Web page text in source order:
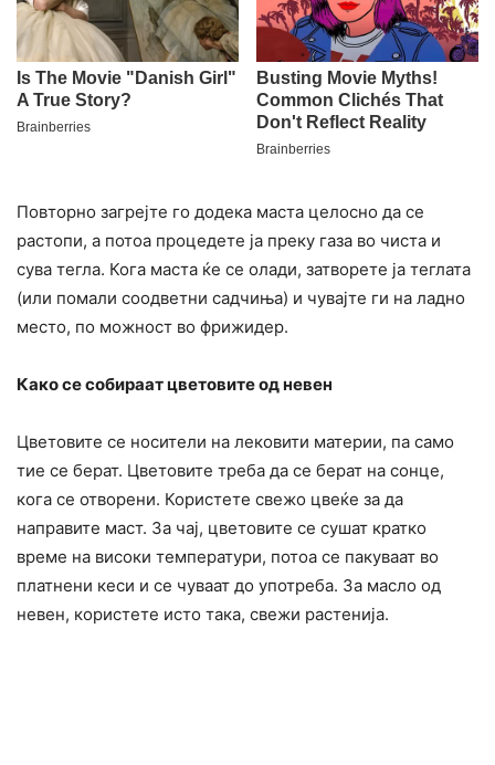
Повторно загрејте го додека маста целосно да се
растопи, а потоа процедете ја преку газа во чиста и
сува тегла. Кога маста ќе се олади, затворете ја теглата
(или помали соодветни садчиња) и чувајте ги на ладно
место, по можност во фрижидер.
Како се собираат цветовите од невен
Цветовите се носители на лековити материи, па само
тие се берат. Цветовите треба да се берат на сонце,
кога се отворени. Користете свежо цвеќе за да
направите маст. За чај, цветовите се сушат кратко
време на високи температури, потоа се пакуваат во
платнени кеси и се чуваат до употреба. За масло од
невен, користете исто така, свежи растенија.